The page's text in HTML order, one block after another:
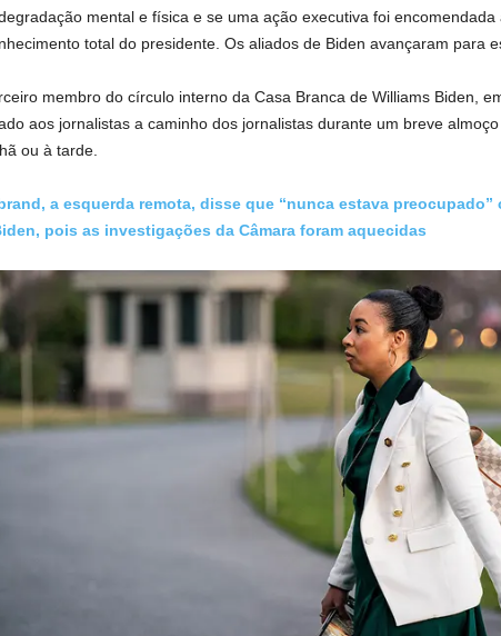
mental e física e se uma ação executiva foi encomendada
total do presidente. Os aliados de Biden avançaram para
membro do círculo interno da Casa Branca de Williams Biden,
aos jornalistas a caminho dos jornalistas durante um breve
ou à tarde.
a esquerda remota, disse que “nunca estava preocupado”
pois as investigações da Câmara foram aquecidas